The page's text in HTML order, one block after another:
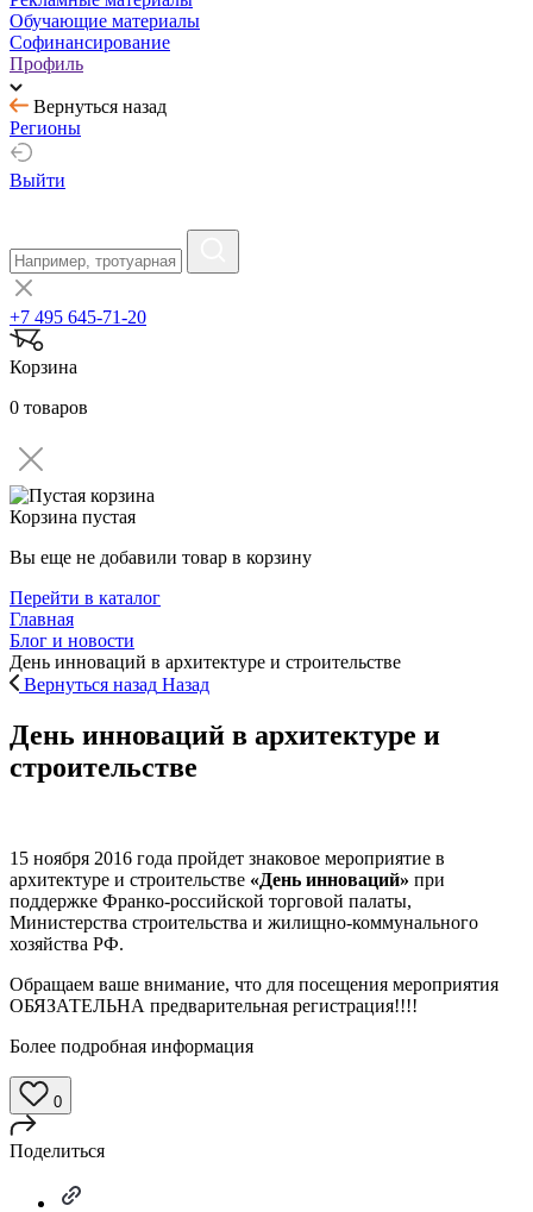
Обучающие материалы
Софинансирование
Профиль
Вернуться назад
Регионы
Выйти
+7 495 645-71-20
Корзина
0 товаров
Корзина пустая
Вы еще не добавили товар в корзину
Перейти в каталог
Главная
Блог и новости
День инноваций в архитектуре и строительстве
Вернуться назад Назад
День инноваций в архитектуре и
строительстве
15 ноября 2016 года пройдет знаковое мероприятие в
архитектуре и строительстве «День инноваций» при
поддержке Франко-российской торговой палаты,
Министерства строительства и жилищно-коммунального
хозяйства РФ.
Обращаем ваше внимание, что для посещения мероприятия
ОБЯЗАТЕЛЬНА предварительная регистрация!!!!
Более подробная информация
0
Поделиться